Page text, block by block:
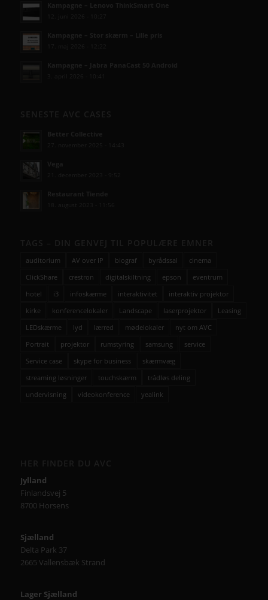
auditorium AV over IP biograf byrådssal
cinema
ClickShare
crestron digitalskiltning epson
eventrum
hotel
i3 infoskærme interaktivitet
interaktiv projektor
kirke
konferencelokaler Landscape laserprojektor
Leasing
LEDskærme
lyd lærred mødelokaler
nyt om AVC
Portrait
projektor rumstyring samsung
service
Service case
skype for business
skærmvæg
streaming løsninger
touchskærm
trådløs deling
undervisning
videokonference yealink
Jylland
Finlandsvej 5
8700 Horsens
Sjælland
Delta Park 37
2665 Vallensbæk Strand
Lager Sjælland